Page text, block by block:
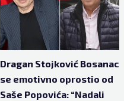
Dragan Stojković Bosanac
se emotivno oprostio od
Saše Popovića: “Nadali